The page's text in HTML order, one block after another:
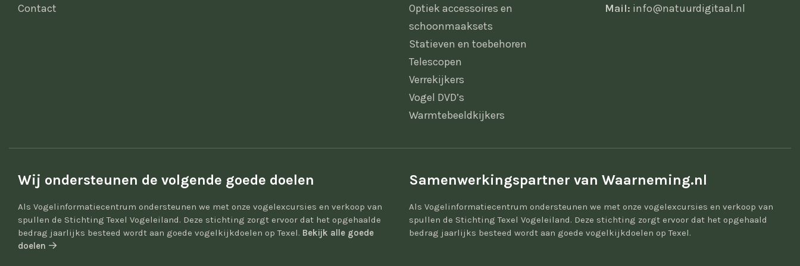
Contact
Optiek accessoires en
schoonmaaksets
Statieven en toebehoren
Telescopen
Verrekijkers
Vogel DVD’s
Warmtebeeldkijkers
Mail: info@natuurdigitaal.nl
Wij ondersteunen de volgende goede doelen
Als Vogelinformatiecentrum ondersteunen we met onze vogelexcursies en verkoop van
spullen de Stichting Texel Vogeleiland. Deze stichting zorgt ervoor dat het opgehaalde
bedrag jaarlijks besteed wordt aan goede vogelkijkdoelen op Texel. Bekijk alle goede
doelen
Samenwerkingspartner van Waarneming.nl
Als Vogelinformatiecentrum ondersteunen we met onze vogelexcursies en verkoop van
spullen de Stichting Texel Vogeleiland. Deze stichting zorgt ervoor dat het opgehaald
bedrag jaarlijks besteed wordt aan goede vogelkijkdoelen op Texel.